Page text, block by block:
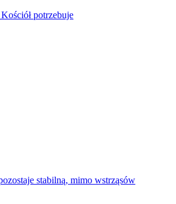
potrzebuje
stabilną, mimo wstrząsów